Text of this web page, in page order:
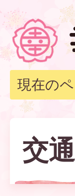
現在の
交